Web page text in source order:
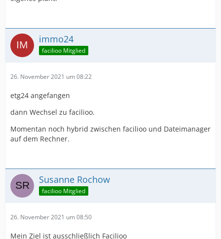
immo24
facilioo Mitglied
26. November 2021 um 08:22
etg24 angefangen
dann Wechsel zu facilioo.
Momentan noch hybrid zwischen facilioo und Dateimanager
auf dem Rechner.
Susanne Rochow
facilioo Mitglied
26. November 2021 um 08:50
Mein Ziel ist ausschließlich Facilioo